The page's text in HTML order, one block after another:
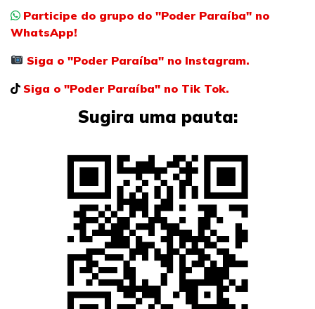
Participe do grupo do "Poder Paraíba" no
WhatsApp!
Siga o "Poder Paraíba" no Instagram.
Siga o "Poder Paraíba" no Tik Tok.
Sugira uma pauta: